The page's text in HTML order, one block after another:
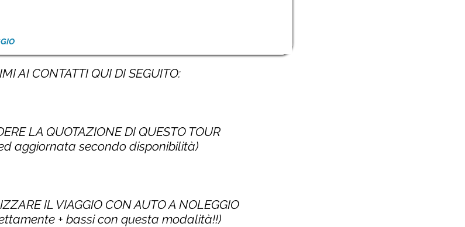
AI CONTATTI QUI DI SEGUITO:
LA QUOTAZIONE DI QUESTO TOUR
aggiornata secondo disponibilità)
IL VIAGGIO CON AUTO A NOLEGGIO
+ bassi con questa modalità!!)